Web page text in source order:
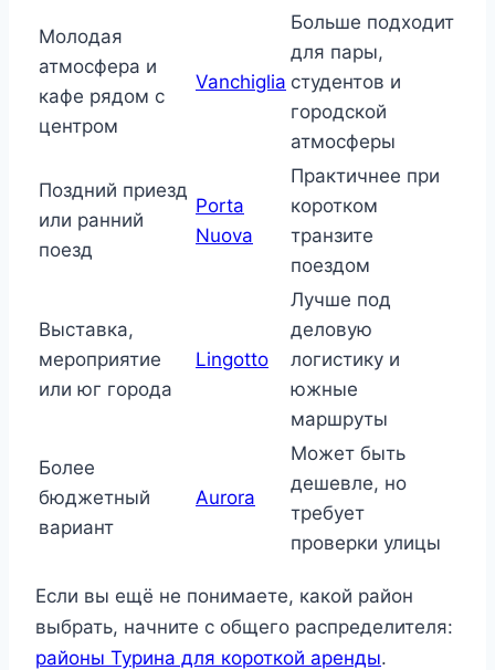
Молодая
атмосфера и
кафе рядом с
центром
Vanchiglia
Больше подходит
для пары,
студентов и
городской
атмосферы
Поздний приезд
или ранний
поезд
Porta
Nuova
Практичнее при
коротком
транзите
поездом
Выставка,
мероприятие
или юг города
Lingotto
Лучше под
деловую
логистику и
южные
маршруты
Более
бюджетный
вариант
Aurora
Может быть
дешевле, но
требует
проверки улицы
Если вы ещё не понимаете, какой район
выбрать, начните с общего распределителя:
районы Турина для короткой аренды.